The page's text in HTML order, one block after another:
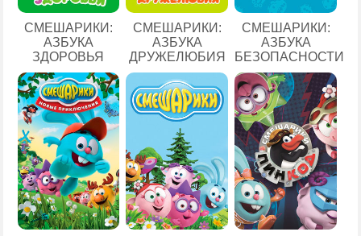
СМЕШАРИКИ:
АЗБУКА
ЗДОРОВЬЯ
СМЕШАРИКИ:
АЗБУКА
ДРУЖЕЛЮБИЯ
СМЕШАРИКИ:
АЗБУКА
БЕЗОПАСНОСТИ